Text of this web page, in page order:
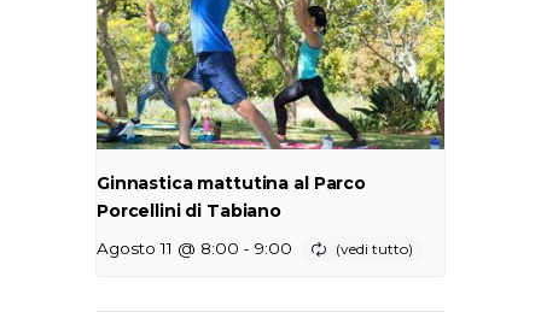
Ginnastica mattutina al Parco
Porcellini di Tabiano
Agosto 11 @ 8:00 - 9:00